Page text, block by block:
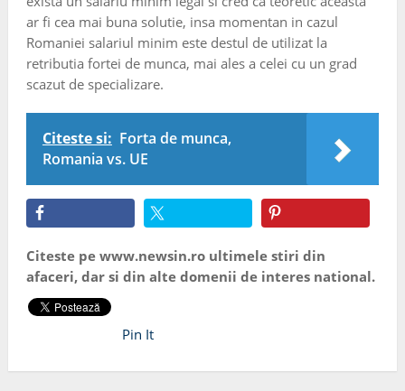
ar fi cea mai buna solutie, insa momentan in cazul
Romaniei salariul minim este destul de utilizat la
retributia fortei de munca, mai ales a celei cu un grad
scazut de specializare.
Citeste si: Forta de munca,
Romania vs. UE
Citeste pe www.newsin.ro ultimele stiri din
afaceri, dar si din alte domenii de interes national.
Pin It